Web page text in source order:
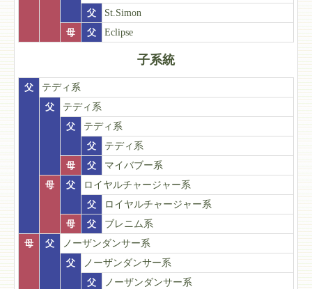
父
St.Simon
母
父 Eclipse
子系統
父
テディ系
父
テディ系
父
テディ系
父
テディ系
母
父
マイバブー系
母
父
ロイヤルチャージャー系
父
ロイヤルチャージャー系
母
父
ブレニム系
母
父
ノーザンダンサー系
父
ノーザンダンサー系
父
ノーザンダンサー系